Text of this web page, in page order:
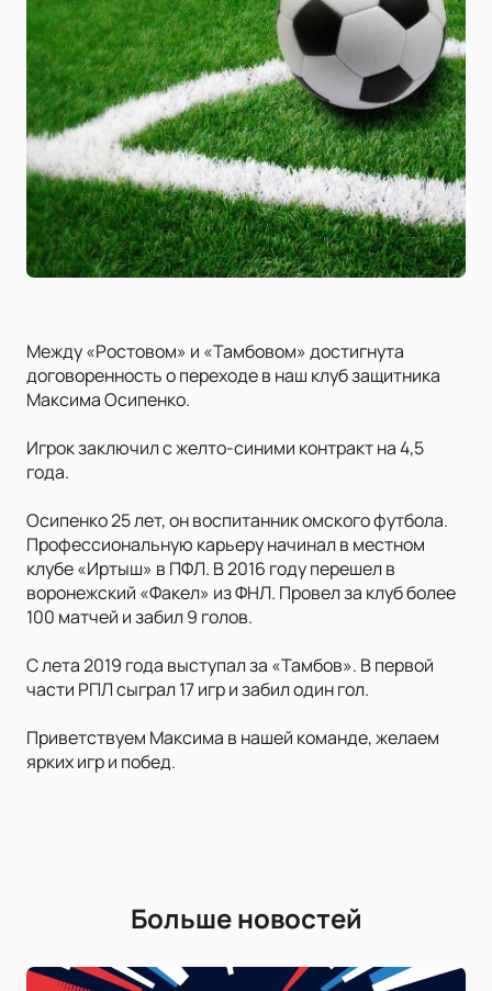
Между «Ростовом» и «Тамбовом» достигнута
договоренность о переходе в наш клуб защитника
Максима Осипенко.
Игрок заключил с желто-синими контракт на 4,5
года.
Осипенко 25 лет, он воспитанник омского футбола.
Профессиональную карьеру начинал в местном
клубе «Иртыш» в ПФЛ. В 2016 году перешел в
воронежский «Факел» из ФНЛ. Провел за клуб более
100 матчей и забил 9 голов.
С лета 2019 года выступал за «Тамбов». В первой
части РПЛ сыграл 17 игр и забил один гол.
Приветствуем Максима в нашей команде, желаем
ярких игр и побед.
Больше новостей